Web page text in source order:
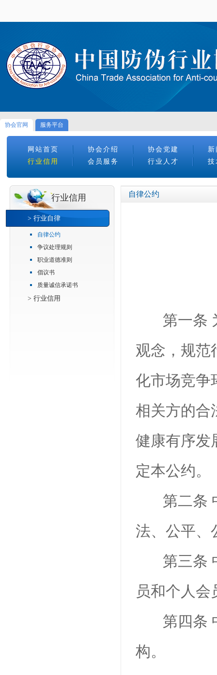
协会官网 服务平台
网站首页 协会介绍 协会党建
行业信用
会员服务 行业人才 技
行业信用
> 行业自律
自律公约
争议处理规则
职业道德准则
倡议书
质量诚信承诺书
> 行业信用
自律公约
第一条
观念，规范
化市场竞争
相关方的合
健康有序发
定本公约。
第二条
法、公平、
第三条
员和个人
第四条
构。